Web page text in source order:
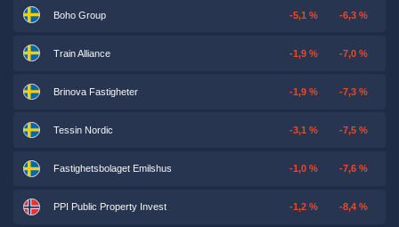
Boho Group -5,1 % -6,3 %
Train Alliance -1,9 % -7,0 %
Brinova Fastigheter -1,9 % -7,3 %
Tessin Nordic -3,1 % -7,5 %
Fastighetsbolaget Emilshus -1,0 % -7,6 %
PPI Public Property Invest -1,2 % -8,4 %